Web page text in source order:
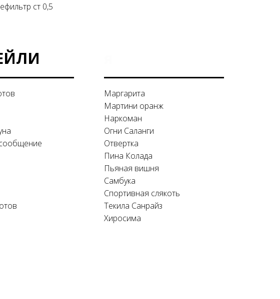
ст 0,5
Маргарита
Мартини оранж
Наркоман
Огни Саланги
Отвертка
Пина Колада
Пьяная вишня
Самбука
Спортивная слякоть
Текила Санрайз
Хиросима